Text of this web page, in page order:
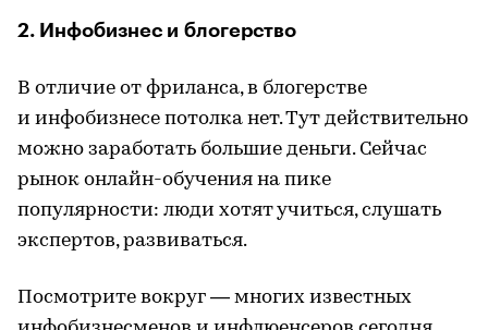
2. Инфобизнес и блогерство
В отличие от фриланса, в блогерстве
и инфобизнесе потолка нет. Тут действительно
можно заработать большие деньги. Сейчас
рынок онлайн-обучения на пике
популярности: люди хотят учиться, слушать
экспертов, развиваться.
Посмотрите вокруг — многих известных